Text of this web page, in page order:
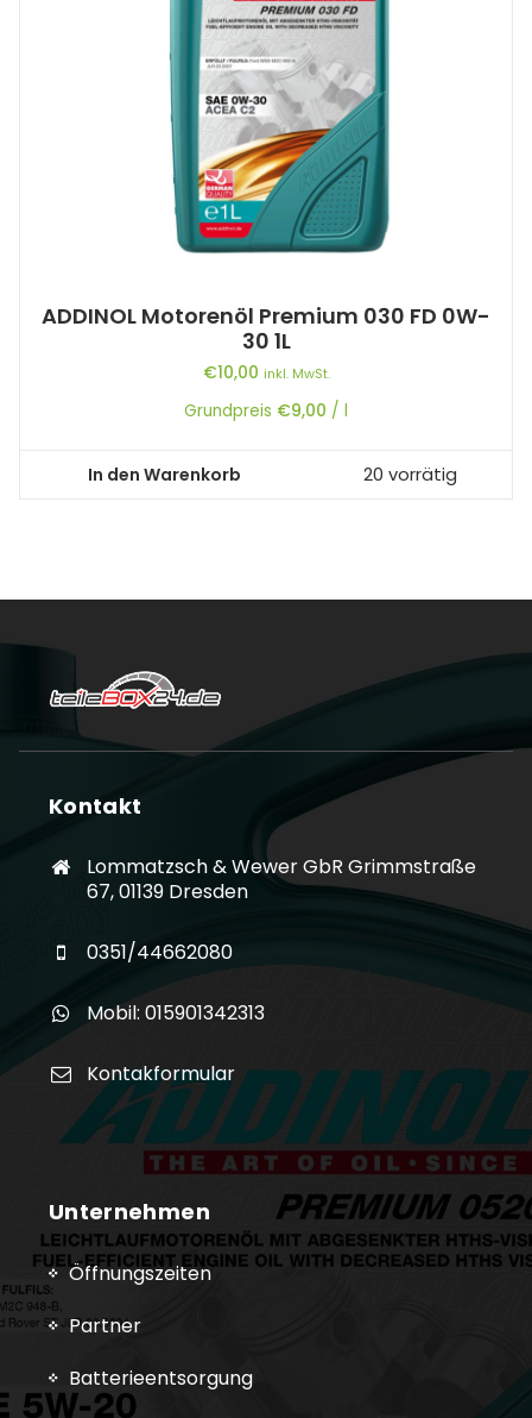
ADDINOL Motorenöl Premium 030 FD 0W-
30 1L
€10,00 inkl. MwSt.
Grundpreis €9,00 / l
In den Warenkorb 20 vorrätig
Kontakt
Lommatzsch & Wewer GbR Grimmstraße
67, 01139 Dresden
0351/44662080
Mobil: 015901342313
Kontakformular
Unternehmen
Öffnungszeiten
Partner
Batterieentsorgung